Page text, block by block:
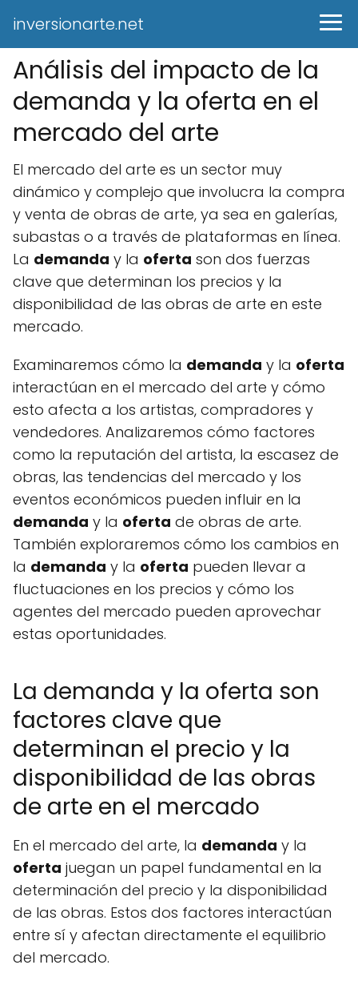
inversionarte.net
Análisis del impacto de la
demanda y la oferta en el
mercado del arte
El mercado del arte es un sector muy
dinámico y complejo que involucra la compra
y venta de obras de arte, ya sea en galerías,
subastas o a través de plataformas en línea.
La demanda y la oferta son dos fuerzas
clave que determinan los precios y la
disponibilidad de las obras de arte en este
mercado.
Examinaremos cómo la demanda y la oferta
interactúan en el mercado del arte y cómo
esto afecta a los artistas, compradores y
vendedores. Analizaremos cómo factores
como la reputación del artista, la escasez de
obras, las tendencias del mercado y los
eventos económicos pueden influir en la
demanda y la oferta de obras de arte.
También exploraremos cómo los cambios en
la demanda y la oferta pueden llevar a
fluctuaciones en los precios y cómo los
agentes del mercado pueden aprovechar
estas oportunidades.
La demanda y la oferta son
factores clave que
determinan el precio y la
disponibilidad de las obras
de arte en el mercado
En el mercado del arte, la demanda y la
oferta juegan un papel fundamental en la
determinación del precio y la disponibilidad
de las obras. Estos dos factores interactúan
entre sí y afectan directamente el equilibrio
del mercado.